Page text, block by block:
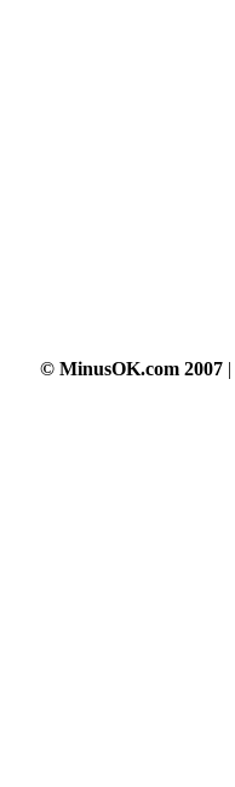
© MinusOK.com 2007 |